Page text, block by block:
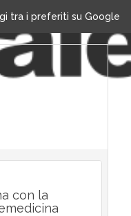
tra i preferiti su Google
con la